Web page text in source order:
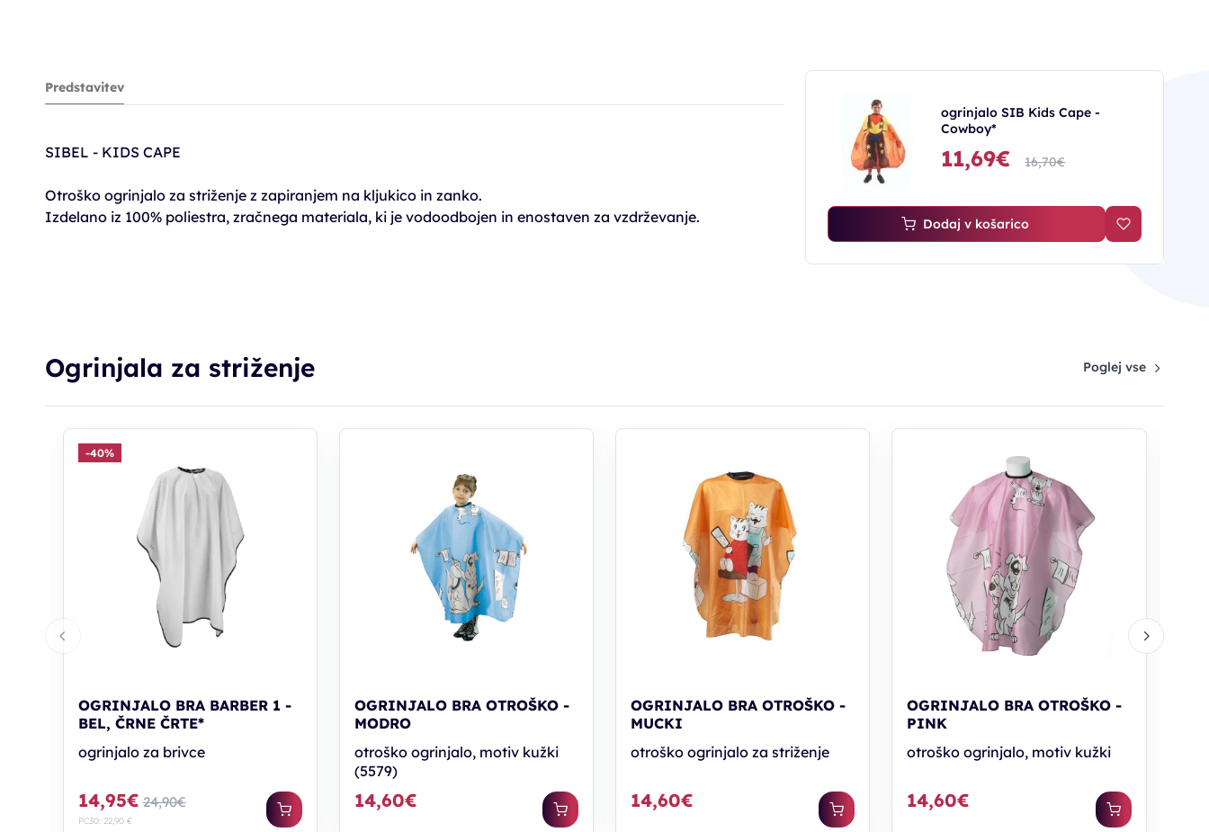
Predstavitev
SIBEL - KIDS CAPE
Otroško ogrinjalo za striženje z zapiranjem na kljukico in zanko.
Izdelano iz 100% poliestra, zračnega materiala, ki je vodoodbojen in enostaven za vzdrževanje.
ogrinjalo SIB Kids Cape -
Cowboy*
11,69€ 16,70€
Dodaj v košarico
Ogrinjala za striženje Poglej vse
-40%
OGRINJALO BRA BARBER 1 -
BEL, ČRNE ČRTE*
ogrinjalo za brivce
14,95€ 24,90€
PC30: 22,90 €
OGRINJALO BRA OTROŠKO -
MODRO
otroško ogrinjalo, motiv kužki
(5579)
14,60€
OGRINJALO BRA OTROŠKO -
MUCKI
otroško ogrinjalo za striženje
14,60€
OGRINJALO BRA OTROŠKO -
PINK
otroško ogrinjalo, motiv kužki
14,60€